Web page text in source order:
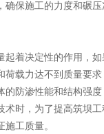
保施工的力度和碾
着决定性的作用，
载力达不到质量要
防渗性能和结构强
时，为了提高筑坝
工质量。